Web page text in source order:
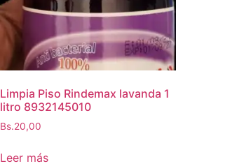
Limpia Piso Rindemax lavanda 1
litro 8932145010
Bs.20,00
Leer más